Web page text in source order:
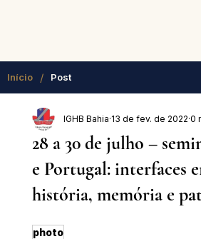
Início / Post
28 a 30 de julho –
e Portugal: interfaces
história, memória e
IGHB Bahia 13 de fev. de 2022 0
photo